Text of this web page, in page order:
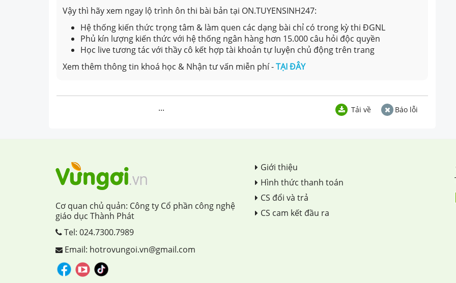
Vậy thì hãy xem ngay lộ trình ôn thi bài bản tại ON.TUYENSINH247:
Hệ thống kiến thức trọng tâm & làm quen các dạng bài chỉ có trong kỳ thi ĐGNL
Phủ kín lượng kiến thức với hệ thống ngân hàng hơn 15.000 câu hỏi độc quyền
Học live tương tác với thầy cô kết hợp tài khoản tự luyện chủ động trên trang
Xem thêm thông tin khoá học & Nhận tư vấn miễn phí -TẠI ĐÂY
... Tải về Báo lỗi
Cơ quan chủ quản: Công ty Cổ phần công nghệ
giáo dục Thành Phát
Tel: 024.7300.7989
Email: hotrovungoi.vn@gmail.com
Giới thiệu
Hình thức thanh toán
CS đổi và trả
CS cam kết đầu ra